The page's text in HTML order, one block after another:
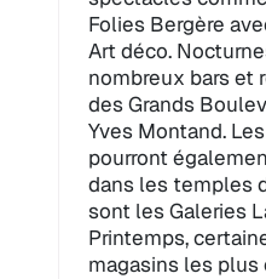
Folies Bergère
Art déco.
nombreux bars et
des Grands
Yves Montand.
pourront
dans les temples
sont les Galeries
Printemps,
magasins les plus